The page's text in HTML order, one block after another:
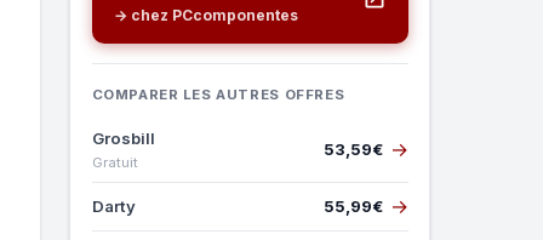
→ chez PCcomponentes
COMPARER LES AUTRES OFFRES
Grosbill
Gratuit
53,59€ →
Darty 55,99€ →